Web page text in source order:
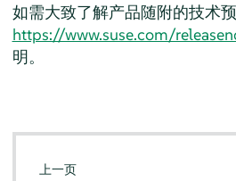
如需大致了解产品随附的技术
https://www.suse.com/
明。
上一页